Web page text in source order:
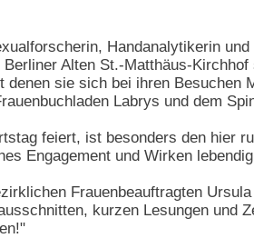
Handanalytikerin
Alten St.-Matthäus-
denen sie sich bei ihren Besuchen
Labrys und dem
feiert, ist besonders den hier
Engagement und Wirken
Frauenbeauftragten
kurzen Lesungen und